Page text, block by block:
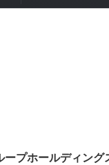
ープホールディン